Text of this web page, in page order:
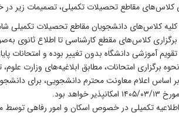
مقاطع تحصیلات تکمیلی، تصمیمات زیر در خصوص نحوه ادامه
کلیه کلاس‌های دانشجویان مقاطع تحصیلات تکمیلی شامل کارشناسی ارشد و دکتری، از روز شنبه
برگزاری کلاس‌های مقطع کارشناسی تا اطلاع ثانوی
تقویم آموزشی دانشگاه بدون تغییر بوده و امتحانات
نحوه برگزاری امتحانات، مطابق ابلاغیه‌های وزارت
مورخ ۱۴۰۵/۰۳/۱۳ امکانپذیر خواهد بود.
اطلاعیه تکمیلی در خصوص اسکان و امور رفاهی